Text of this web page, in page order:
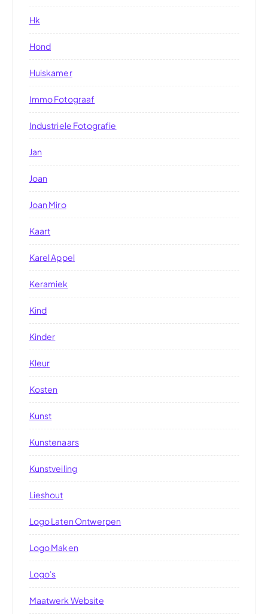
Hk
Hond
Huiskamer
Immo Fotograaf
Industriele Fotografie
Jan
Joan
Joan Miro
Kaart
Karel Appel
Keramiek
Kind
Kinder
Kleur
Kosten
Kunst
Kunstenaars
Kunstveiling
Lieshout
Logo Laten Ontwerpen
Logo Maken
Logo's
Maatwerk Website